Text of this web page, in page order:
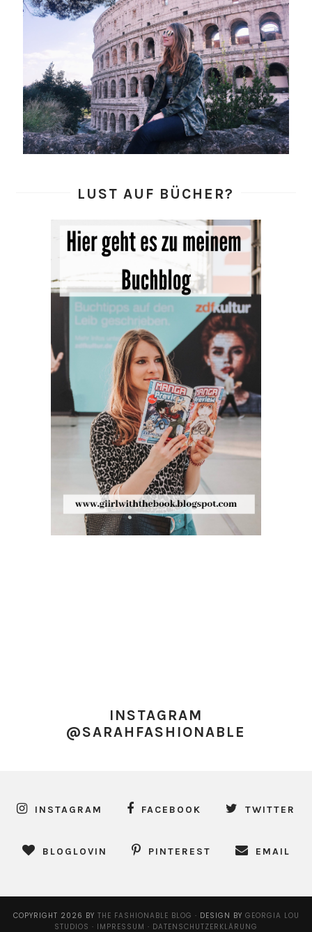
LUST AUF BÜCHER?
INSTAGRAM
@SARAHFASHIONABLE
INSTAGRAM FACEBOOK TWITTER
BLOGLOVIN PINTEREST EMAIL
COPYRIGHT 2026 BY THE FASHIONABLE BLOG · DESIGN BY GEORGIA LOU
STUDIOS · IMPRESSUM · DATENSCHUTZERKLÄRUNG